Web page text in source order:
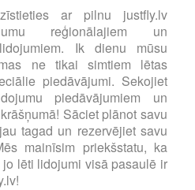
ar pilnu justfly.lv
reģionālajiem un
Ik dienu mūsu
ne tikai simtiem lētas
piedāvājumi. Sekojiet
piedāvājumiem un
Sāciet plānot savu
tagad un rezervējiet savu
mainīsim priekšstatu, ka
lēti lidojumi visā pasaulē ir